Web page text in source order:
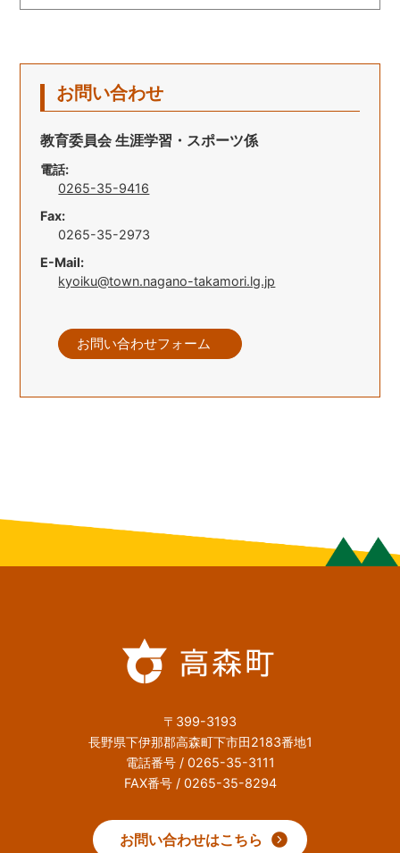
お問い合わせ
教育委員会 生涯学習・スポーツ係
電話:
0265-35-9416
Fax:
0265-35-2973
E-Mail:
kyoiku@town.nagano-takamori.lg.jp
お問い合わせフォーム
〒399-3193
長野県下伊那郡高森町下市田2183番地1
電話番号 / 0265-35-3111
FAX番号 / 0265-35-8294
お問い合わせはこちら